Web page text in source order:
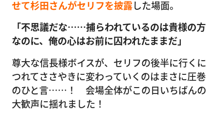
せて杉田さんがセリフを披露した場面。
「不思議だな……捕らわれているのは貴様の方
なのに、俺の心はお前に囚われたままだ」
尊大な信長様ボイスが、セリフの後半に行くに
つれてささやきに変わっていくのはまさに圧巻
のひと言……！ 会場全体がこの日いちばんの
大歓声に揺れました！